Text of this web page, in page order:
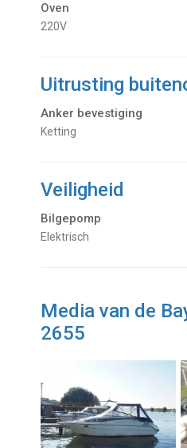
Oven
220V
Uitrusting
Anker bevestiging
Ketting
Veiligheid
Bilgepomp
Elektrisch
Media van de
2655